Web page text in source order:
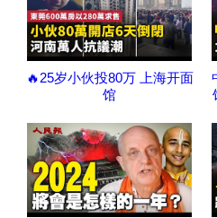
🔥25岁小伙投80万 上海开面
馆